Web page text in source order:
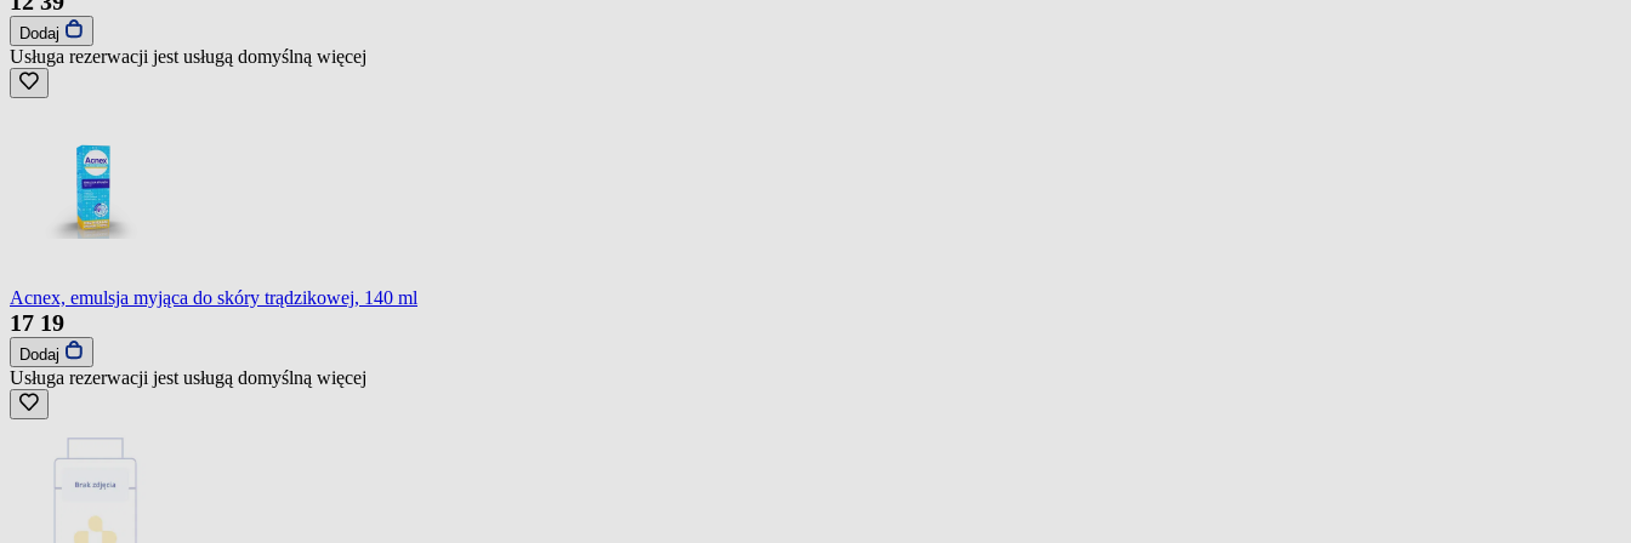
Dodaj
Usługa rezerwacji jest usługą domyślną więcej
Acnex, emulsja myjąca do skóry trądzikowej, 140 ml
17 19
Dodaj
Usługa rezerwacji jest usługą domyślną więcej